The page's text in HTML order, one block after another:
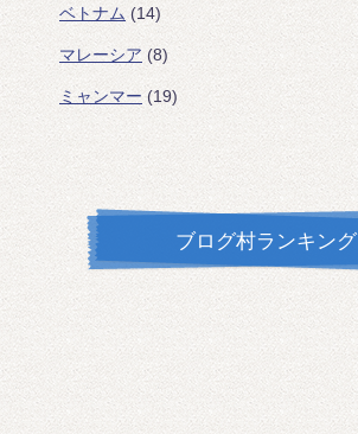
ベトナム (14)
マレーシア (8)
ミャンマー(19)
ブログ村ランキング